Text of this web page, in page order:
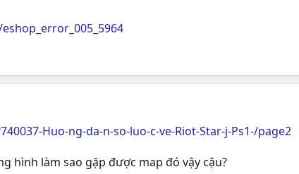
Huo-ng-da-n-so-luo-c-ve-Riot-Star-j-Ps1-/page2
hình làm sao gặp được map đó vậy cậu?